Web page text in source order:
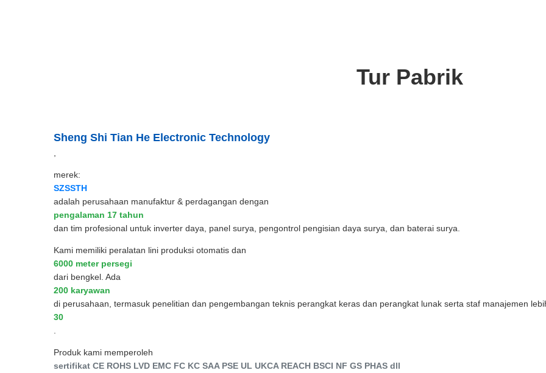
Tur Pabrik
Sheng Shi Tian He Electronic Technology
merek:
SZSSTH
adalah perusahaan manufaktur & perdagangan dengan
pengalaman 17 tahun
dan tim profesional untuk inverter daya, panel surya, pengontrol pengisian daya surya, dan baterai surya.
Kami memiliki peralatan lini produksi otomatis dan
6000 meter persegi
dari bengkel. Ada
200 karyawan
di perusahaan, termasuk penelitian dan pengembangan teknis perangkat keras dan perangkat lunak serta staf manajemen
30
Produk kami memperoleh
sertifikat CE ROHS LVD EMC FC KC SAA PSE UL UKCA REACH BSCI NF GS PHAS dll